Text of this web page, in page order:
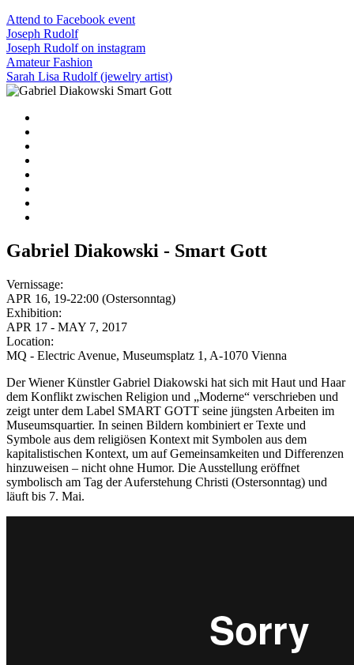
Attend to Facebook event
Joseph Rudolf
Joseph Rudolf on instagram
Amateur Fashion
Sarah Lisa Rudolf (jewelry artist)
Gabriel Diakowski - Smart Gott
Vernissage:
APR 16, 19-22:00 (Ostersonntag)
Exhibition:
APR 17 - MAY 7, 2017
Location:
MQ - Electric Avenue, Museumsplatz 1, A-1070 Vienna
Der Wiener Künstler Gabriel Diakowski hat sich mit Haut und Haar
dem Konflikt zwischen Religion und „Moderne“ verschrieben und
zeigt unter dem Label SMART GOTT seine jüngsten Arbeiten im
Museumsquartier. In seinen Bildern kombiniert er Texte und
Symbole aus dem religiösen Kontext mit Symbolen aus dem
kapitalistischen Kontext, um auf Gemeinsamkeiten und Differenzen
hinzuweisen – nicht ohne Humor. Die Ausstellung eröffnet
symbolisch am Tag der Auferstehung Christi (Ostersonntag) und
läuft bis 7. Mai.